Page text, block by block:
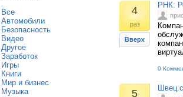
Все
Автомобили
Безопасность
Видео
Другое
Заработок
Игры
Книги
Мир и бизнес
Музыка
4
раз
Вверх
РНК:
0
5